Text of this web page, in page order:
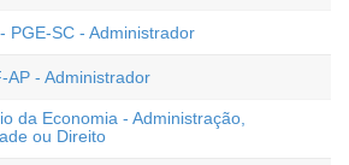
PGE-SC - Administrador
AP - Administrador
da Economia - Administração,
ou Direito